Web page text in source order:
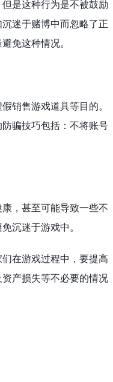
是这种行为是不被鼓励
迷于赌博中而忽略了正
免这种情况。
销售游戏道具等目的。
骗技巧包括：不将账号
，甚至可能导致一些不
沉迷于游戏中。
在游戏过程中，要提高
产损失等不必要的情况